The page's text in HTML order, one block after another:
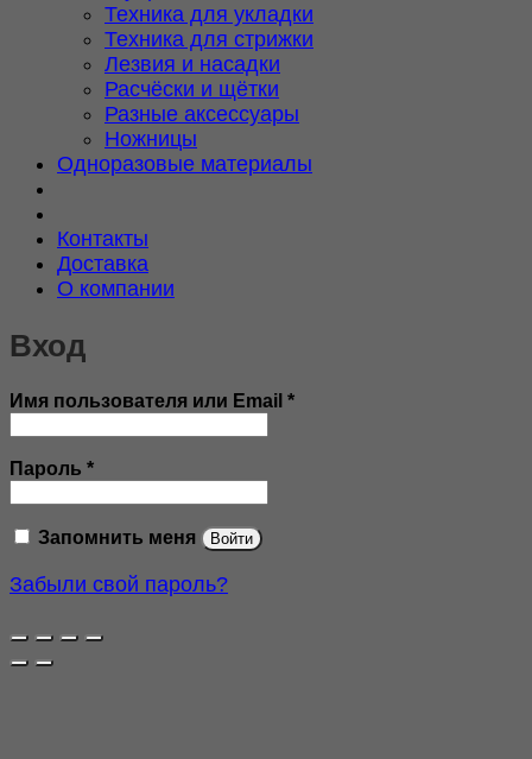
Техника для укладки
Техника для стрижки
Лезвия и насадки
Расчёски и щётки
Разные аксессуары
Ножницы
Одноразовые материалы
Контакты
Доставка
О компании
Вход
Имя пользователя или Email *Обязательно
Пароль *Обязательно
Запомнить меня Войти
Забыли свой пароль?